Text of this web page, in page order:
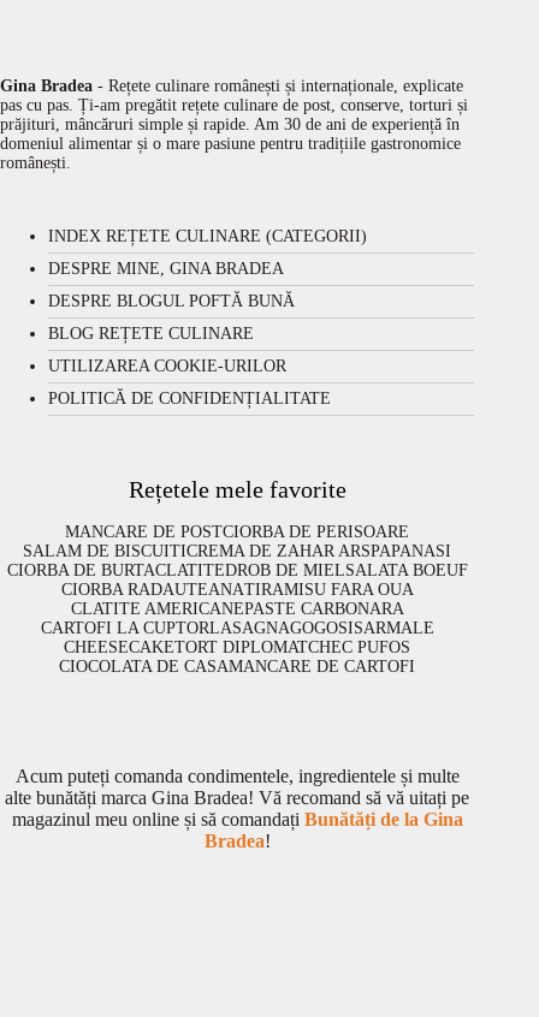
Gina Bradea - Rețete culinare românești și internaționale, explicate
pas cu pas. Ți-am pregătit rețete culinare de post, conserve, torturi și
prăjituri, mâncăruri simple și rapide. Am 30 de ani de experiență în
domeniul alimentar și o mare pasiune pentru tradițiile gastronomice
românești.
INDEX REȚETE CULINARE (CATEGORII)
DESPRE MINE, GINA BRADEA
DESPRE BLOGUL POFTĂ BUNĂ
BLOG REȚETE CULINARE
UTILIZAREA COOKIE-URILOR
POLITICĂ DE CONFIDENȚIALITATE
Rețetele mele favorite
MANCARE DE POSTCIORBA DE PERISOARE
SALAM DE BISCUITICREMA DE ZAHAR ARSPAPANASI
CIORBA DE BURTACLATITEDROB DE MIELSALATA BOEUF
CIORBA RADAUTEANATIRAMISU FARA OUA
CLATITE AMERICANEPASTE CARBONARA
CARTOFI LA CUPTORLASAGNAGOGOSISARMALE
CHEESECAKETORT DIPLOMATCHEC PUFOS
CIOCOLATA DE CASAMANCARE DE CARTOFI
Acum puteți comanda condimentele, ingredientele și multe
alte bunătăți marca Gina Bradea! Vă recomand să vă uitați pe
magazinul meu online și să comandați Bunătăți de la Gina
Bradea!